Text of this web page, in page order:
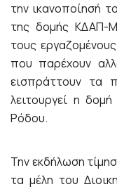
την ικανοποίησή
της δομής ΚΔΑΠ-
τους
που παρέχουν
εισπράττουν τα
λειτουργεί η
Ρόδου.
Την εκδήλωση
τα μέλη του